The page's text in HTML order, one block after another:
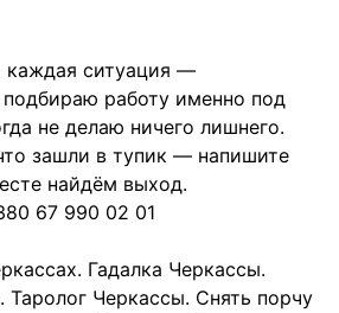
каждая ситуация —
работу именно под
не делаю ничего лишнего.
зашли в тупик — напишите
найдём выход.
67 990 02 01
Гадалка Черкассы.
Таролог Черкассы. Снять порчу